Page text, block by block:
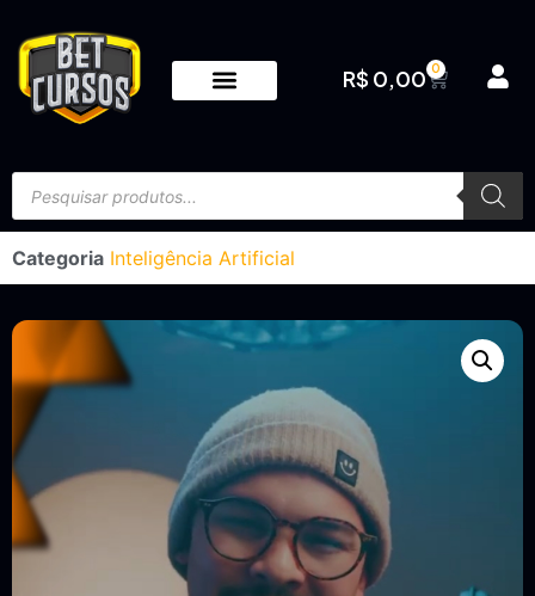
R$ 0,00 0
Categoria Inteligência Artificial